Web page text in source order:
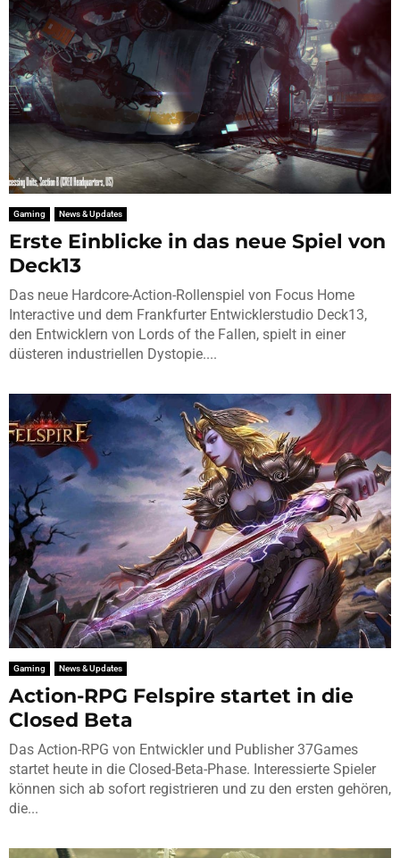
Gaming News & Updates
Erste Einblicke in das neue Spiel von
Deck13
Das neue Hardcore-Action-Rollenspiel von Focus Home
Interactive und dem Frankfurter Entwicklerstudio Deck13,
den Entwicklern von Lords of the Fallen, spielt in einer
düsteren industriellen Dystopie....
Gaming News & Updates
Action-RPG Felspire startet in die
Closed Beta
Das Action-RPG von Entwickler und Publisher 37Games
startet heute in die Closed-Beta-Phase. Interessierte Spieler
können sich ab sofort registrieren und zu den ersten gehören,
die...